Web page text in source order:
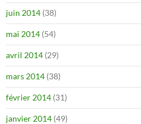
juin 2014 (38)
mai 2014 (54)
avril 2014 (29)
mars 2014 (38)
février 2014 (31)
janvier 2014 (49)